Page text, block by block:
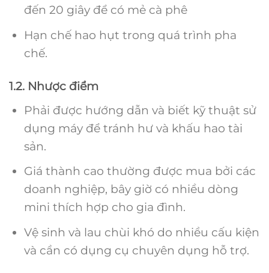
đến 20 giây để có mẻ cà phê
Hạn chế hao hụt trong quá trình pha
chế.
1.2. Nhược điểm
Phải được hướng dẫn và biết kỹ thuật sử
dụng máy để tránh hư và khấu hao tài
sản.
Giá thành cao thường được mua bởi các
doanh nghiệp, bây giờ có nhiều dòng
mini thích hợp cho gia đình.
Vệ sinh và lau chùi khó do nhiều cấu kiện
và cần có dụng cụ chuyên dụng hỗ trợ.